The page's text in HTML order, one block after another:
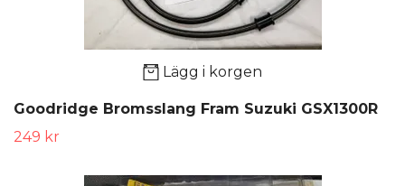
Lägg i korgen
Goodridge Bromsslang Fram Suzuki GSX1300R
249 kr